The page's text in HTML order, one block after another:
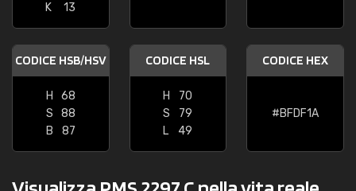
K
13
CODICE HSB/HSV
H
68
S
88
B
87
CODICE HSL
H
70
S
79
L
49
CODICE HEX
#BFDF1A